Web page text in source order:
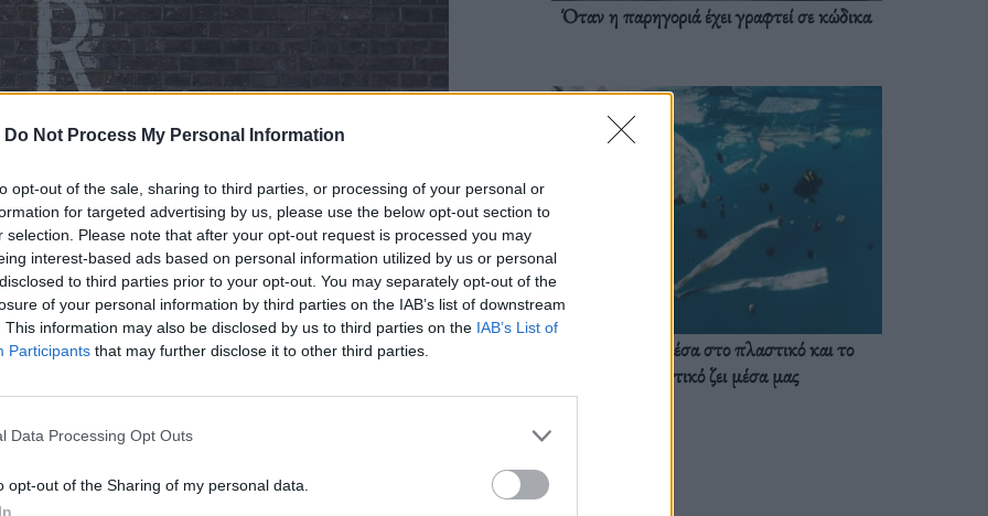
Do Not Process My Personal Information
opt-out of the sale, sharing to third parties, or processing of your personal or
for targeted advertising by us, please use the below opt-out section to
selection. Please note that after your opt-out request is processed you may
interest-based ads based on personal information utilized by us or personal
to third parties prior to your opt-out. You may separately opt-out of the
of your personal information by third parties on the IAB’s list of downstream
This information may also be disclosed by us to third parties on the IAB’s List of
Participants that may further disclose it to other third parties.
Data Processing Opt Outs
opt-out of the Sharing of my personal data.
το «Crispy R», το «Τραγανό R» και
γράμμα του λατινικού αλφαβήτου.
Όταν η παρηγοριά έχει γραφτεί σε κώδικα
Ζούμε ήδη μέσα στο πλαστικό και το
πλαστικό ζει μέσα μας